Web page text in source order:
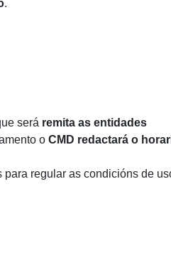
.
será remita as entidades
o CMD redactará o
para regular as condicións de